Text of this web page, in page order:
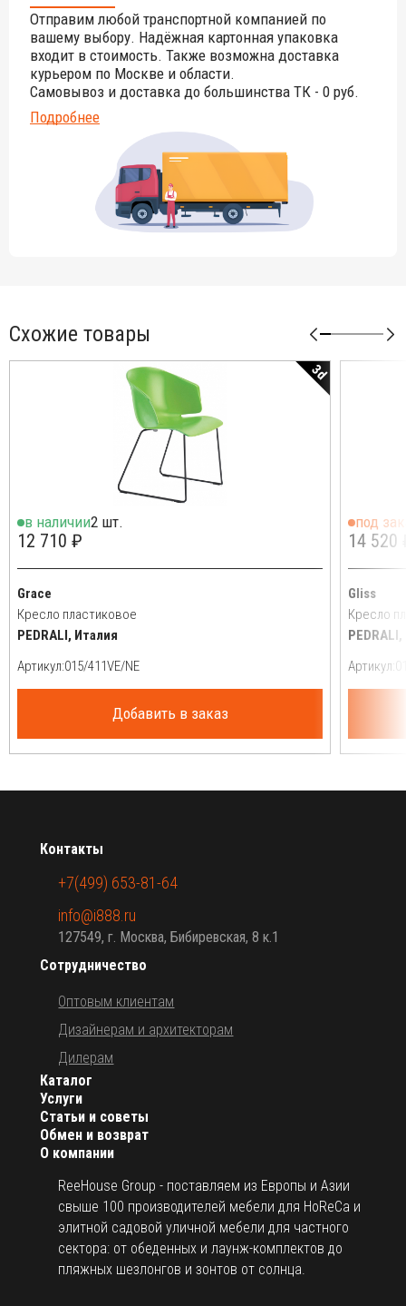
Отправим любой транспортной компанией по
вашему выбору. Надёжная картонная упаковка
входит в стоимость. Также возможна доставка
курьером по Москве и области.
Самовывоз и доставка до большинства ТК - 0 руб.
Подробнее
Схожие товары
3d
в наличии2 шт.
12 710 ₽
Grace
Кресло пластиковое
PEDRALI, Италия
Артикул:
Добавить в заказ
под
14 520
Gliss
Кресло
Артикул:
О компании
ReeHouse Group - поставляем из Европы и Азии
свыше 100 производителей мебели для HoReCa и
элитной садовой уличной мебели для частного
сектора: от обеденных и лаунж-комплектов до
пляжных шезлонгов и зонтов от солнца.
Каталог
Услуги
Статьи и советы
Обмен и возврат
Сотрудничество
Оптовым клиентам
Дизайнерам и архитекторам
Дилерам
Контакты
+7(499) 653-81-64
info@i888.ru
127549, г. Москва, Бибиревская, 8 к.1